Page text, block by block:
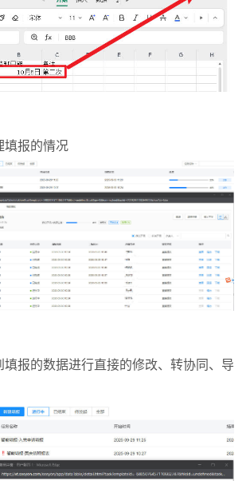
填报的情况
填报的数据进行直接的修改、转协同、导